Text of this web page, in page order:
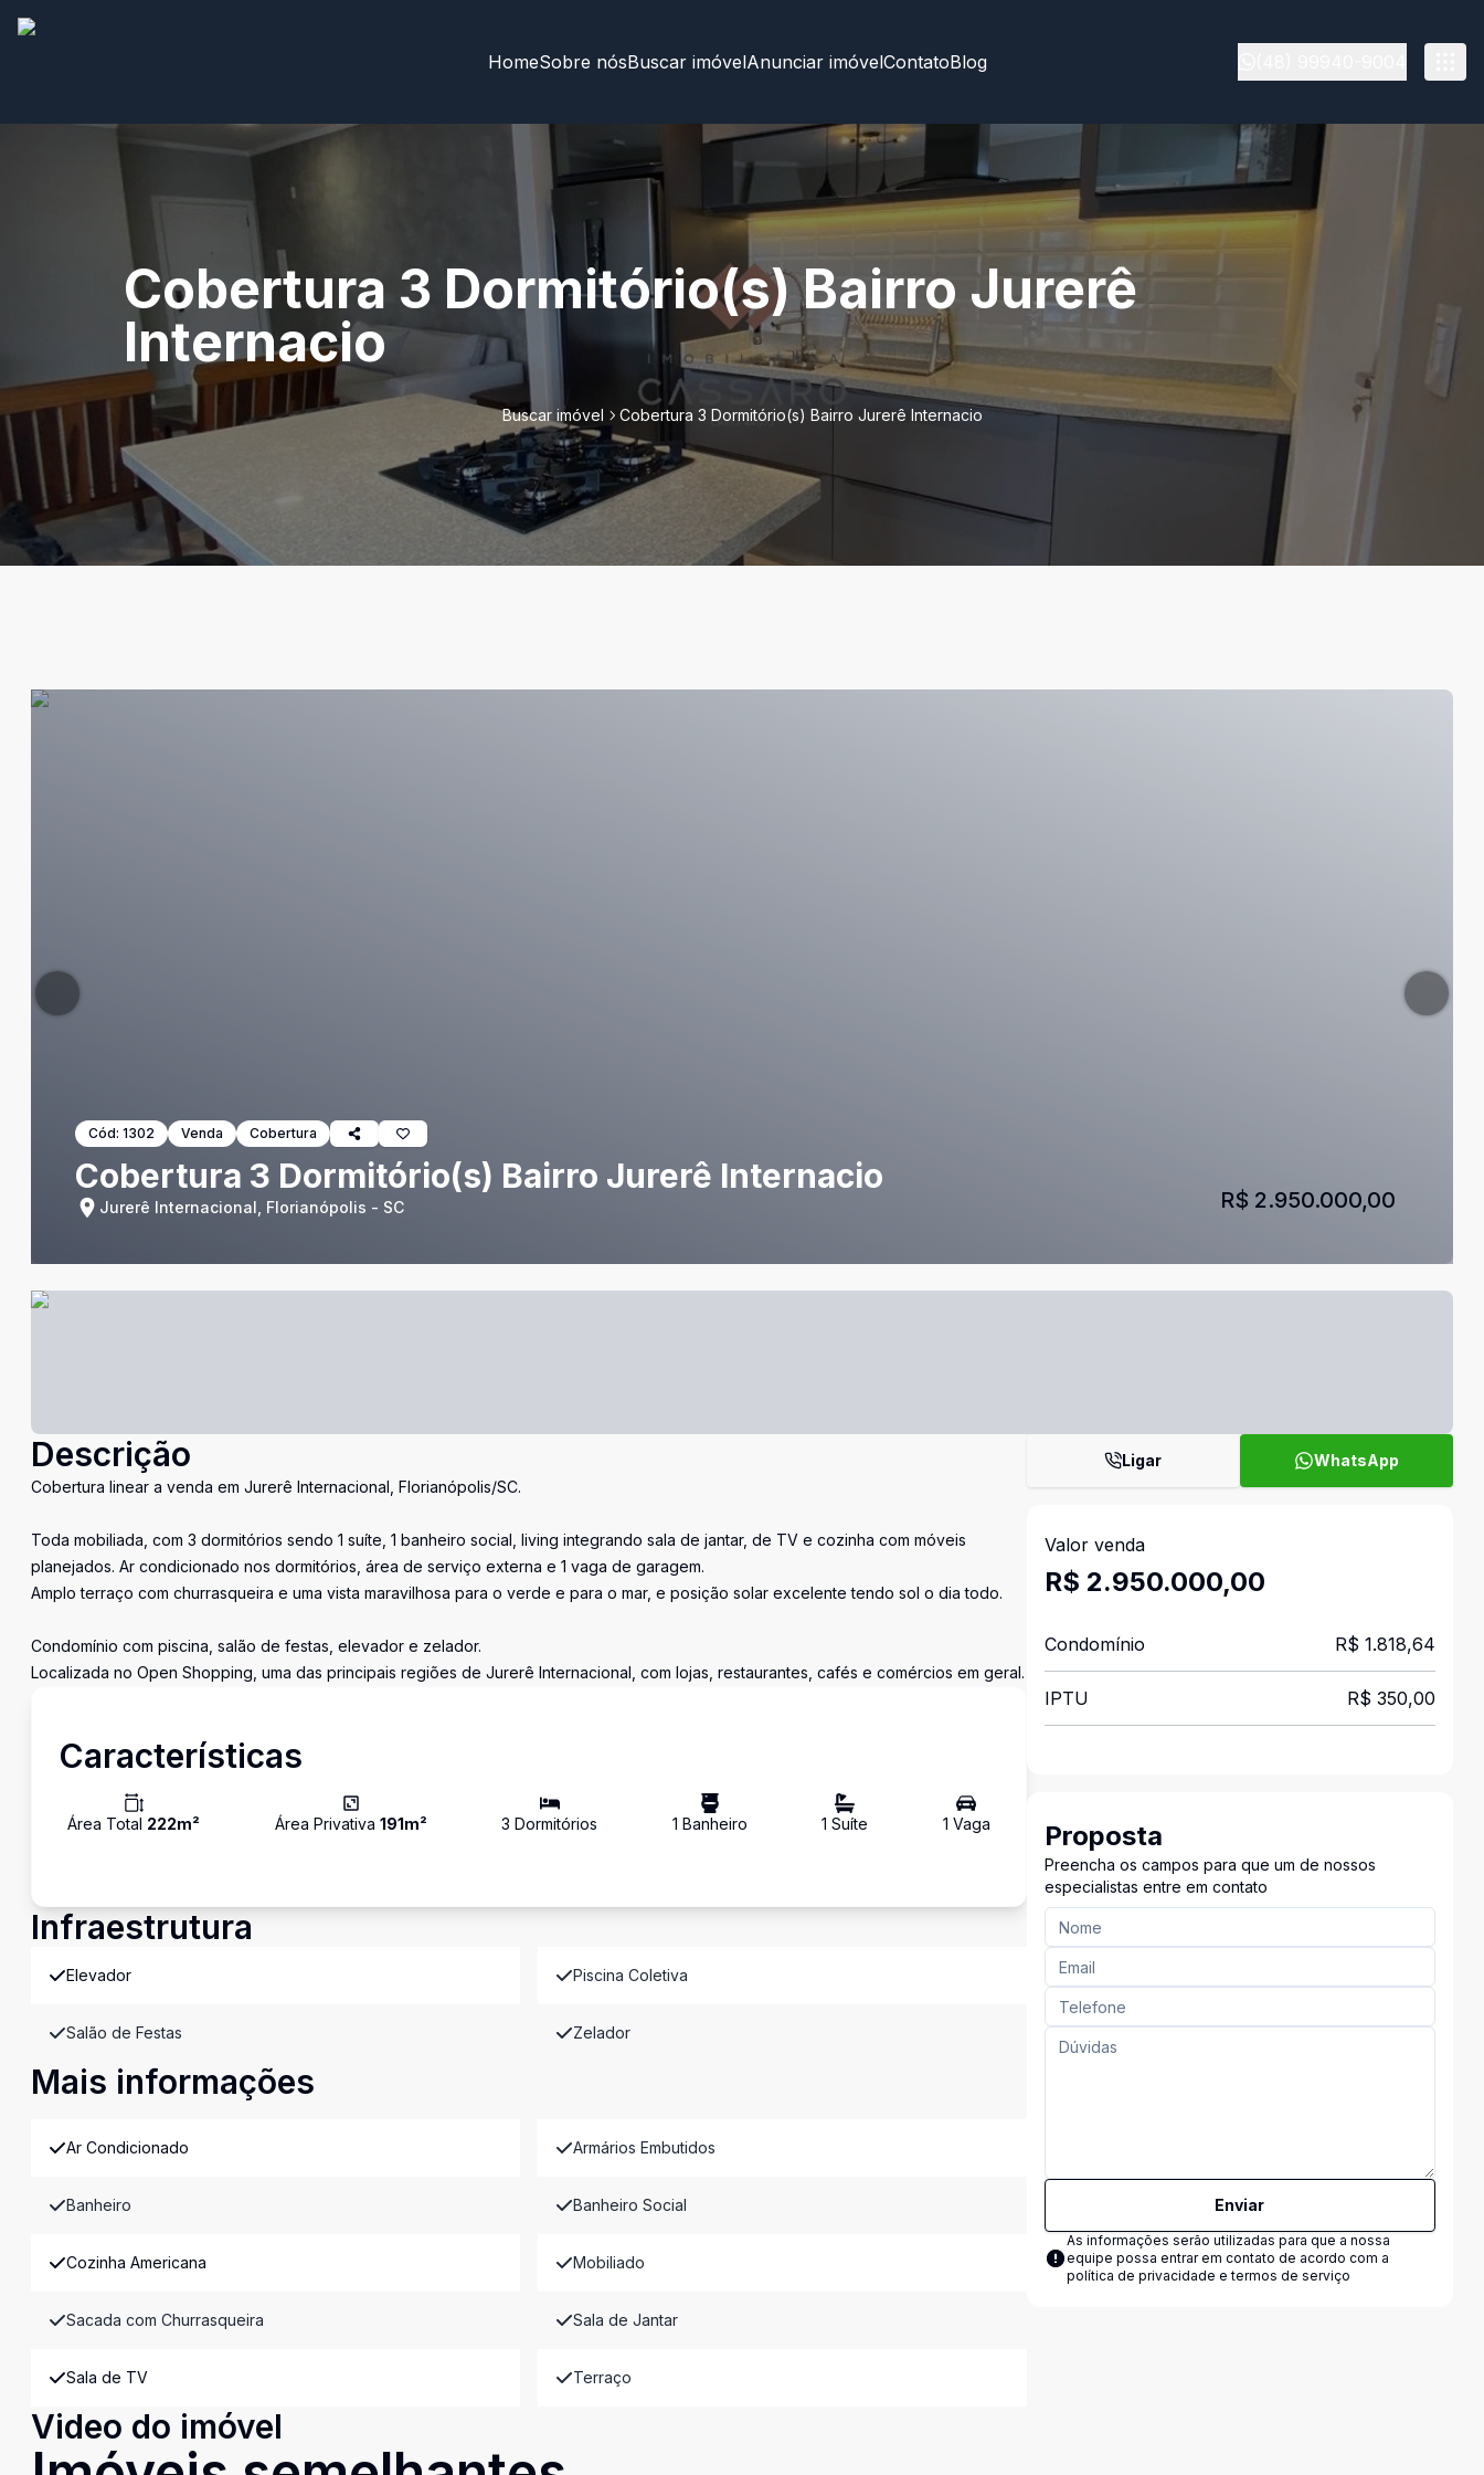
HomeSobre nósBuscar imóvelAnunciar imóvelContatoBlog
Cobertura 3 Dormitório(s) Bairro Jurerê
Internacio
Buscar imóvel Cobertura 3 Dormitório(s) Bairro Jurerê Internacio
Cód: 1302 Venda Cobertura
Cobertura 3 Dormitório(s) Bairro Jurerê Internacio
Jurerê Internacional, Florianópolis - SC R$ 2.950.000,00
Descrição
Cobertura linear a venda em Jurerê Internacional, Florianópolis/SC.
Toda mobiliada, com 3 dormitórios sendo 1 suíte, 1 banheiro social, living integrando sala de jantar, de TV e cozinha com móveis
planejados. Ar condicionado nos dormitórios, área de serviço externa e 1 vaga de garagem.
Amplo terraço com churrasqueira e uma vista maravilhosa para o verde e para o mar, e posição solar excelente tendo sol o dia todo.
Condomínio com piscina, salão de festas, elevador e zelador.
Localizada no Open Shopping, uma das principais regiões de Jurerê Internacional, com lojas, restaurantes, cafés e comércios em geral.
Características
Área Total 222m² Área Privativa 191m² 3 Dormitórios 1 Banheiro 1 Suíte 1 Vaga
Infraestrutura
Elevador Piscina Coletiva
Salão de Festas Zelador
Mais informações
Ar Condicionado Armários Embutidos
Banheiro Banheiro Social
Cozinha Americana Mobiliado
Sacada com Churrasqueira Sala de Jantar
Sala de TV Terraço
Video do imóvel
Ligar WhatsApp
Valor venda
R$ 2.950.000,00
Condomínio R$ 1.818,64
IPTU R$ 350,00
Proposta
Preencha os campos para que um de nossos
especialistas entre em contato
Enviar
As informações serão utilizadas para que a nossa
equipe possa entrar em contato de acordo com a
política de privacidade e termos de serviço